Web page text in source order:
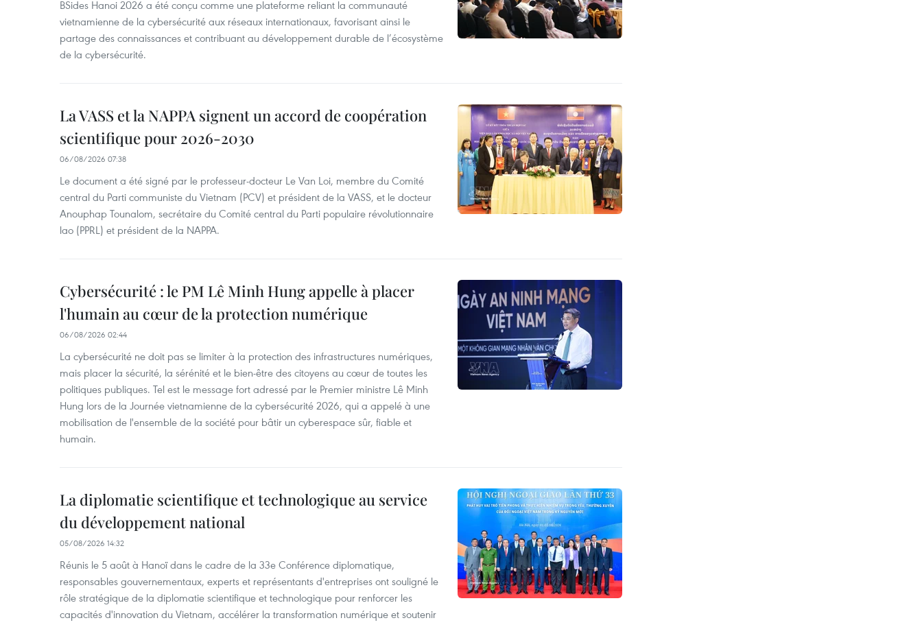
BSides Hanoi 2026 a été conçu comme une plateforme reliant la communauté
vietnamienne de la cybersécurité aux réseaux internationaux, favorisant ainsi le
partage des connaissances et contribuant au développement durable de l’écosystème
de la cybersécurité.
La VASS et la NAPPA signent un accord de coopération
scientifique pour 2026-2030
06/08/2026 07:38
Le document a été signé par le professeur-docteur Le Van Loi, membre du Comité
central du Parti communiste du Vietnam (PCV) et président de la VASS, et le docteur
Anouphap Tounalom, secrétaire du Comité central du Parti populaire révolutionnaire
lao (PPRL) et président de la NAPPA.
Cybersécurité : le PM Lê Minh Hung appelle à placer
l'humain au cœur de la protection numérique
06/08/2026 02:44
La cybersécurité ne doit pas se limiter à la protection des infrastructures numériques,
mais placer la sécurité, la sérénité et le bien-être des citoyens au cœur de toutes les
politiques publiques. Tel est le message fort adressé par le Premier ministre Lê Minh
Hung lors de la Journée vietnamienne de la cybersécurité 2026, qui a appelé à une
mobilisation de l'ensemble de la société pour bâtir un cyberespace sûr, fiable et
humain.
La diplomatie scientifique et technologique au service
du développement national
05/08/2026 14:32
Réunis le 5 août à Hanoï dans le cadre de la 33e Conférence diplomatique,
responsables gouvernementaux, experts et représentants d'entreprises ont souligné le
rôle stratégique de la diplomatie scientifique et technologique pour renforcer les
capacités d'innovation du Vietnam, accélérer la transformation numérique et soutenir